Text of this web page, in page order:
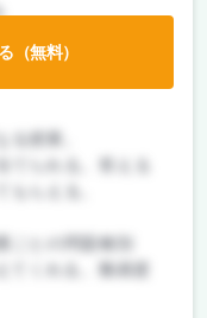
ごとの問題種別
（無料）